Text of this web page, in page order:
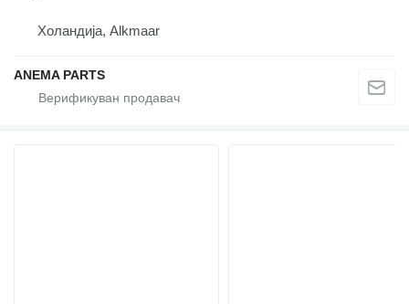
Холандија, Alkmaar
ANEMA PARTS